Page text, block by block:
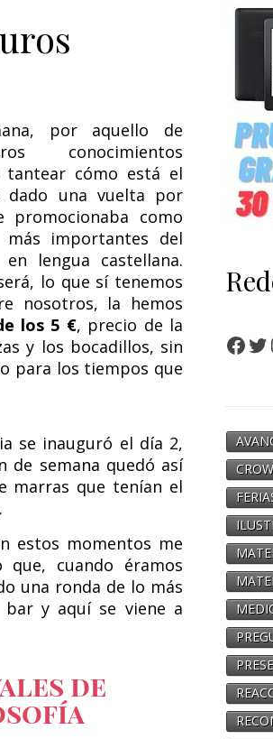
por aquello de
conocimientos
cómo está el
dado una vuelta por
como
importantes del
lengua castellana.
lo que sí tenemos
nosotros, la hemos
los 5 €, precio de la
y los bocadillos, sin
para los tiempos que
se inauguró el día 2,
de semana quedó así
marras que tenían el
estos momentos me
cuando éramos
una ronda de lo más
y aquí se viene a
de